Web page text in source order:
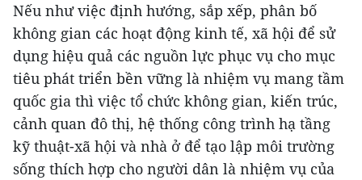
Nếu như việc định hướng, sắp xếp, phân bố
không gian các hoạt động kinh tế, xã hội để sử
dụng hiệu quả các nguồn lực phục vụ cho mục
tiêu phát triển bền vững là nhiệm vụ mang tầm
quốc gia thì việc tổ chức không gian, kiến trúc,
cảnh quan đô thị, hệ thống công trình hạ tầng
kỹ thuật-xã hội và nhà ở để tạo lập môi trường
sống thích hợp cho người dân là nhiệm vụ của